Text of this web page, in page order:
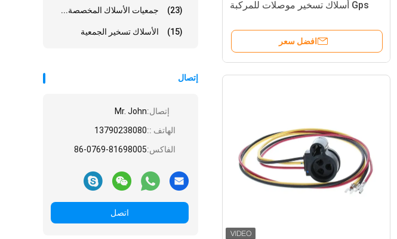
جمعيات الأسلاك المخصصة... (23)
الأسلاك تسخير الجمعية (15)
إتصال
إتصال:Mr. John
الهاتف ::13790238080
الفاكس:86-0769-81698005
اتصل
Gps أسلاك تسخير موصلات للمركبة
افضل سعر